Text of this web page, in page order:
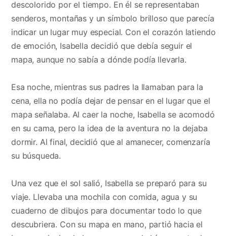
descolorido por el tiempo. En él se representaban
senderos, montañas y un símbolo brilloso que parecía
indicar un lugar muy especial. Con el corazón latiendo
de emoción, Isabella decidió que debía seguir el
mapa, aunque no sabía a dónde podía llevarla.
Esa noche, mientras sus padres la llamaban para la
cena, ella no podía dejar de pensar en el lugar que el
mapa señalaba. Al caer la noche, Isabella se acomodó
en su cama, pero la idea de la aventura no la dejaba
dormir. Al final, decidió que al amanecer, comenzaría
su búsqueda.
Una vez que el sol salió, Isabella se preparó para su
viaje. Llevaba una mochila con comida, agua y su
cuaderno de dibujos para documentar todo lo que
descubriera. Con su mapa en mano, partió hacia el